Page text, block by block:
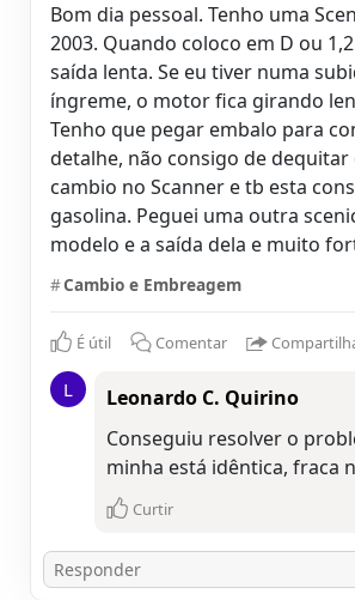
Bom dia pessoal. Tenho uma
2003. Quando coloco em D ou
saída lenta. Se eu tiver numa
íngreme, o motor fica girando
Tenho que pegar embalo para
detalhe, não consigo de
cambio no Scanner e tb esta
gasolina. Peguei uma outra
modelo e a saída dela e muito
#Cambio e Embreagem
É útil Comentar
L
Leonardo C. Quirino
Conseguiu resolver o
minha está idêntica, fraca
Curtir